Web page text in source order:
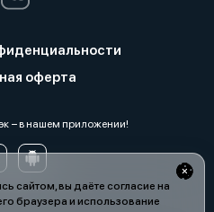
сайтом, вы даёте согласие на
браузера и использование
оферта
− в нашем приложении!